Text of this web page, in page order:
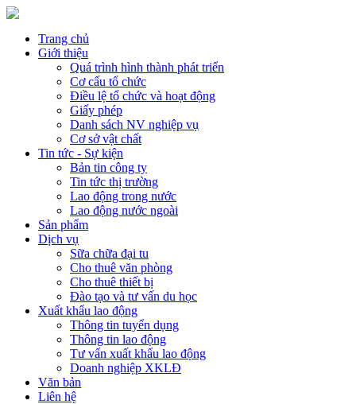
Trang chủ
Giới thiệu
Quá trình hình thành phát triển
Cơ cấu tổ chức
Điều lệ tổ chức và hoạt động
Giấy phép
Danh sách NV nghiệp vụ
Cơ sở vật chất
Tin tức - Sự kiện
Bản tin công ty
Tin tức thị trường
Lao động trong nước
Lao động nước ngoài
Sản phẩm
Dịch vụ
Sữa chữa đại tu
Cho thuê văn phòng
Cho thuê thiết bị
Đào tạo và tư vấn du học
Xuất khẩu lao động
Thông tin tuyển dụng
Thông tin lao động
Tư vấn xuất khẩu lao động
Doanh nghiệp XKLĐ
Văn bản
Liên hệ